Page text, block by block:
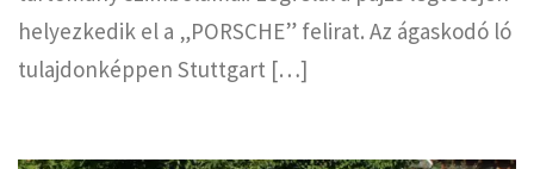
helyezkedik el a „PORSCHE” felirat. Az ágaskodó ló
tulajdonképpen Stuttgart […]